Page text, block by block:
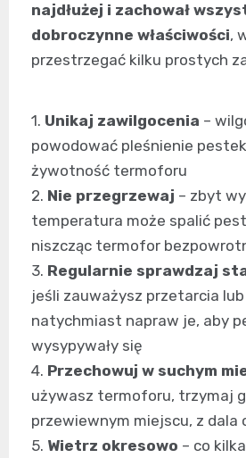
najdłużej i zachował
dobroczynne właściwości,
przestrzegać kilku prostych
1. Unikaj zawilgocenia –
powodować pleśnienie
żywotność termoforu
2. Nie przegrzewaj – zbyt
temperatura może spalić
niszcząc termofor
3. Regularnie sprawdzaj
jeśli zauważysz przetarcia
natychmiast napraw je, aby
wysypywały się
4. Przechowuj w suchym
używasz termoforu, trzymaj
przewiewnym miejscu, z dala
5. Wietrz okresowo – co